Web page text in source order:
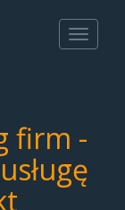
Toggle
firm -